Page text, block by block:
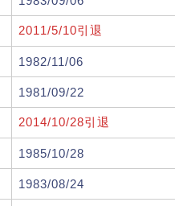
2011/5/10引退
1982/11/06
1981/09/22
2014/10/28引退
1985/10/28
1983/08/24